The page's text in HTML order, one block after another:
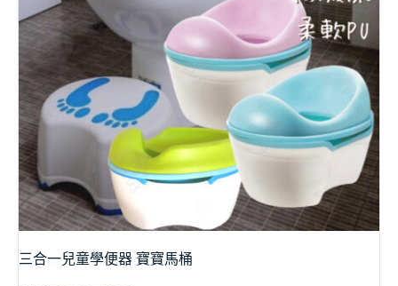
三合一兒童學便器 寶寶馬桶